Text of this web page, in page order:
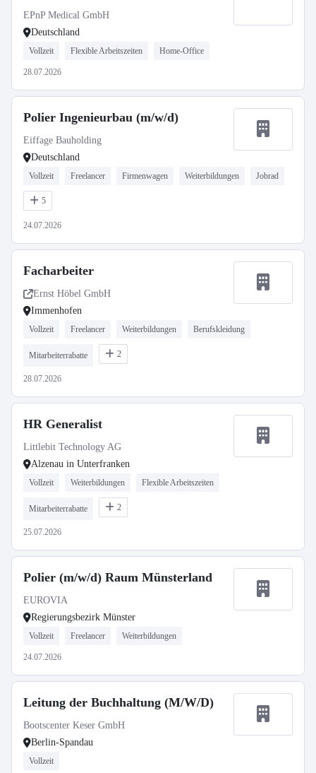
EPnP Medical GmbH
Deutschland
Vollzeit Flexible Arbeitszeiten Home-Office
28.07.2026
Polier Ingenieurbau (m/w/d)
Eiffage Bauholding
Deutschland
Vollzeit Freelancer Firmenwagen Weiterbildungen Jobrad
5
24.07.2026
Facharbeiter
Ernst Höbel GmbH
Immenhofen
Vollzeit Freelancer Weiterbildungen Berufskleidung
Mitarbeiterrabatte 2
28.07.2026
HR Generalist
Littlebit Technology AG
Alzenau in Unterfranken
Vollzeit Weiterbildungen Flexible Arbeitszeiten
Mitarbeiterrabatte 2
25.07.2026
Polier (m/w/d) Raum Münsterland
EUROVIA
Regierungsbezirk Münster
Vollzeit Freelancer Weiterbildungen
24.07.2026
Leitung der Buchhaltung (M/W/D)
Bootscenter Keser GmbH
Berlin-Spandau
Vollzeit